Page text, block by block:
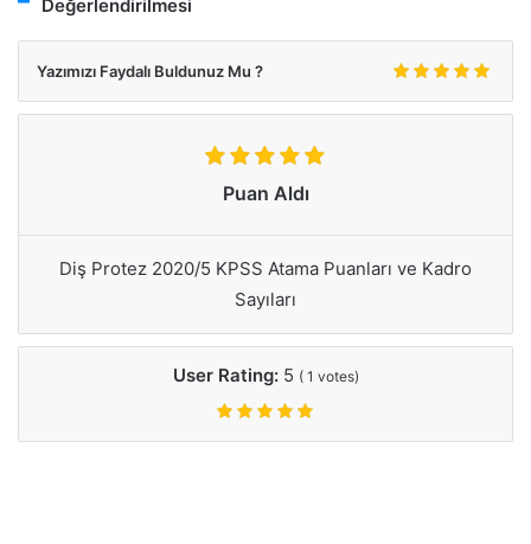
Değerlendirilmesi
Yazımızı Faydalı Buldunuz Mu ?
Puan Aldı
Diş Protez 2020/5 KPSS Atama Puanları ve Kadro
Sayıları
User Rating: 5 ( 1 votes)